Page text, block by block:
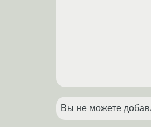
Вы не можете